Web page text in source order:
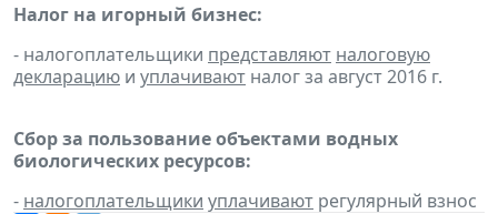
Налог на игорный бизнес:
- налогоплательщики представляют налоговую
декларацию и уплачивают налог за август 2016 г.
Сбор за пользование объектами водных
биологических ресурсов:
- налогоплательщики уплачивают регулярный взнос